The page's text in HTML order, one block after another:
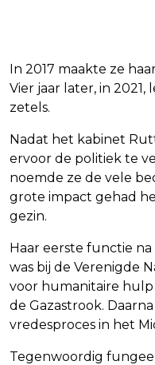
In 2017 maakte ze
Vier jaar later, in 2021,
zetels.
Nadat het kabinet
ervoor de politiek te
noemde ze de vele
grote impact gehad
gezin.
Haar eerste functie
was bij de Verenigde
voor humanitaire
de Gazastrook.
vredesproces in het
Tegenwoordig